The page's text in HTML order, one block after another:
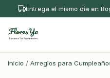
Entrega el mismo día en
Inicio / Arreglos para